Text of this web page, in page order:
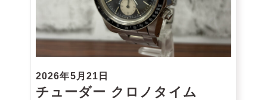
2026年5月21日
チューダー クロノタイム